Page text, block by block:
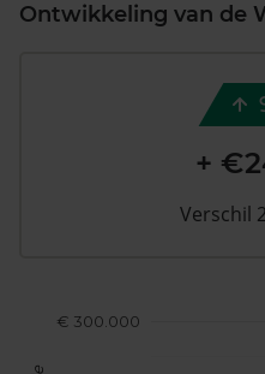
Ontwikkeling van de
€ 300.000
+
Verschil